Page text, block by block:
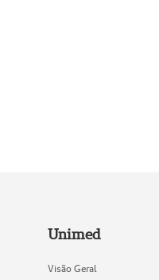
Unimed
Visão Geral